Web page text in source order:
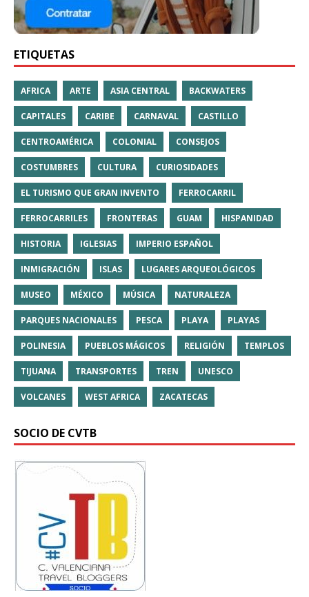
ETIQUETAS
AFRICA ARTE ASIA CENTRAL BACKWATERS
CAPITALES CARIBE CARNAVAL CASTILLO
CENTROAMÉRICA COLONIAL CONSEJOS
COSTUMBRES CULTURA CURIOSIDADES
EL TURISMO QUE GRAN INVENTO FERROCARRIL
FERROCARRILES FRONTERAS GUAM HISPANIDAD
HISTORIA IGLESIAS IMPERIO ESPAÑOL
INMIGRACIÓN ISLAS LUGARES ARQUEOLÓGICOS
MUSEO MÉXICO MÚSICA NATURALEZA
PARQUES NACIONALES PESCA PLAYA PLAYAS
POLINESIA PUEBLOS MÁGICOS RELIGIÓN TEMPLOS
TIJUANA TRANSPORTES TREN UNESCO
VOLCANES WEST AFRICA ZACATECAS
SOCIO DE CVTB